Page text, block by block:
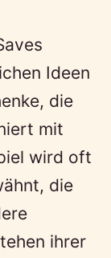
Ideen
die
mit
wird oft
die
ihrer